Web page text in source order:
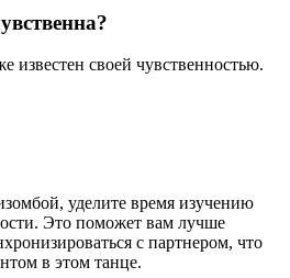
известен своей чувственностью.
уделите время изучению
Это поможет вам лучше
с партнером, что
в этом танце.